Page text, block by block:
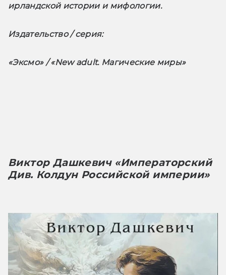
ирландской истории и мифологии.
Издательство / серия:
«Эксмо» / «New adult. Магические миры»
Виктор Дашкевич «Императорский
Див. Колдун Российской империи»